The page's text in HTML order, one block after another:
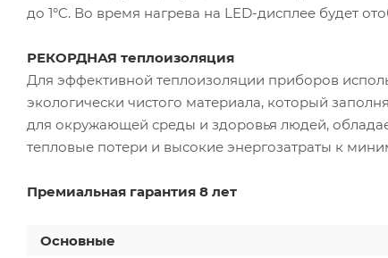
до 1°C. Во время нагрева на LED-дисплее будет
РЕКОРДНАЯ теплоизоляция
Для эффективной теплоизоляции приборов
экологически чистого материала, который
для окружающей среды и здоровья людей,
тепловые потери и высокие энергозатраты к
Премиальная гарантия 8 лет
Основные